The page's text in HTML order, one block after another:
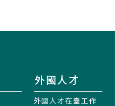
外國人才
外國人才在臺工作